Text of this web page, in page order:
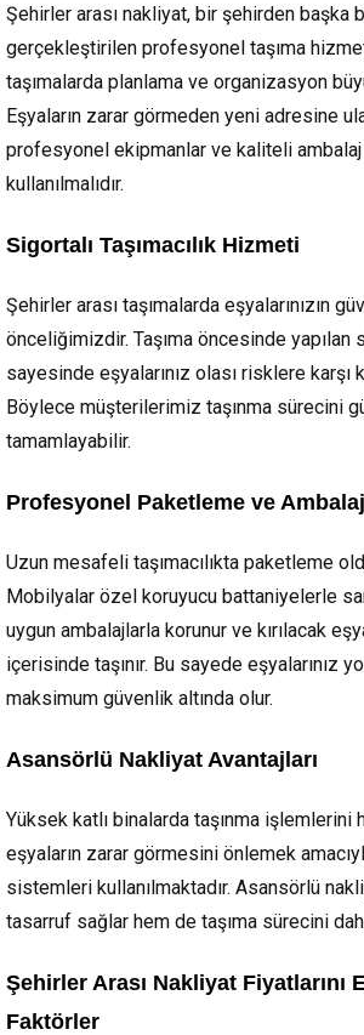
Şehirler arası nakliyat, bir şehirden başka
gerçekleştirilen profesyonel taşıma
taşımalarda planlama ve organizasyon
Eşyaların zarar görmeden yeni adresine
profesyonel ekipmanlar ve kaliteli
kullanılmalıdır.
Sigortalı Taşımacılık Hizmeti
Şehirler arası taşımalarda eşyalarınızın
önceliğimizdir. Taşıma öncesinde
sayesinde eşyalarınız olası risklere karşı
Böylece müşterilerimiz taşınma sürecini
tamamlayabilir.
Profesyonel Paketleme ve
Uzun mesafeli taşımacılıkta paketleme
Mobilyalar özel koruyucu battaniyelerle
uygun ambalajlarla korunur ve kırılacak
içerisinde taşınır. Bu sayede eşyalarınız
maksimum güvenlik altında olur.
Asansörlü Nakliyat Avantajları
Yüksek katlı binalarda taşınma işlemlerini
eşyaların zarar görmesini önlemek
sistemleri kullanılmaktadır. Asansörlü
tasarruf sağlar hem de taşıma sürecini
Şehirler Arası Nakliyat Fiyatlarını
Faktörler